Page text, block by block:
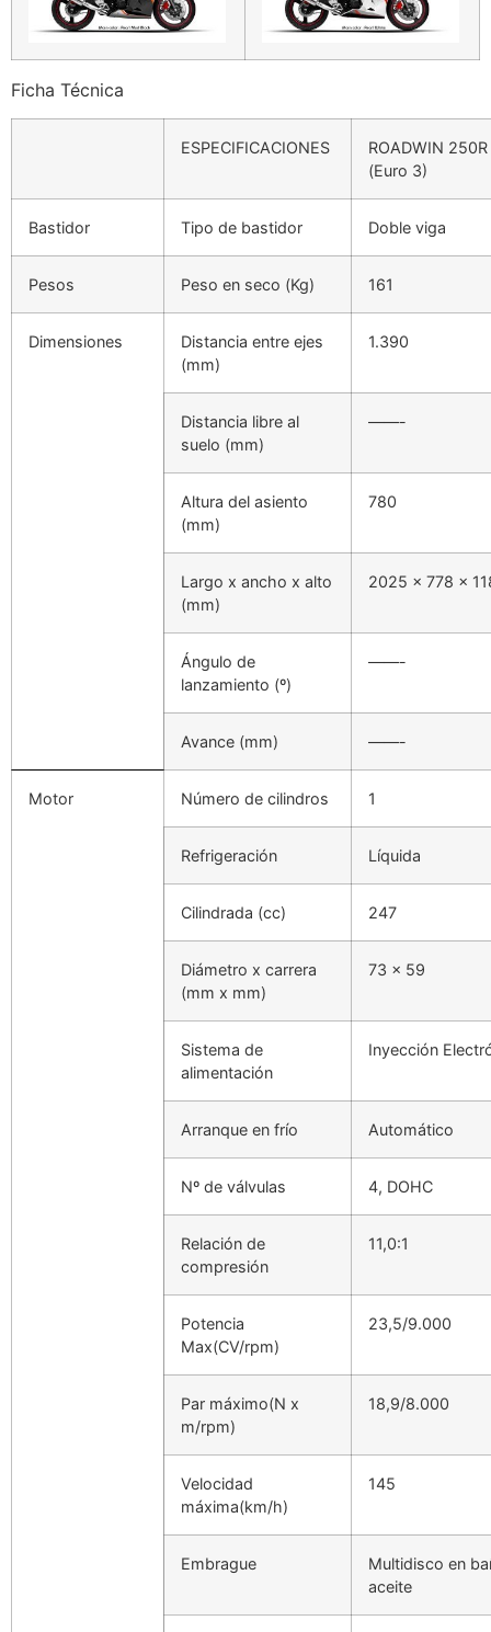
Ficha Técnica
ESPECIFICACIONES
ROADWIN 250R
(Euro 3)
Bastidor Tipo de bastidor Doble viga
Pesos Peso en seco (Kg) 161
Dimensiones
Distancia entre ejes
(mm)
1.390
Distancia libre al
suelo (mm)
——-
Altura del asiento
(mm)
780
Largo x ancho x alto
(mm)
2025 x 778 x
Ángulo de
lanzamiento (º)
——-
Avance (mm) ——-
Motor Número de cilindros 1
Refrigeración Líquida
Cilindrada (cc) 247
Diámetro x carrera
(mm x mm)
73 x 59
Sistema de
alimentación
Inyección
Arranque en frío Automático
Nº de válvulas 4, DOHC
Relación de
compresión
11,0:1
Potencia
Max(CV/rpm)
23,5/9.000
Par máximo(N x
m/rpm)
18,9/8.000
Velocidad
máxima(km/h)
145
Embrague
Multidisco en
aceite